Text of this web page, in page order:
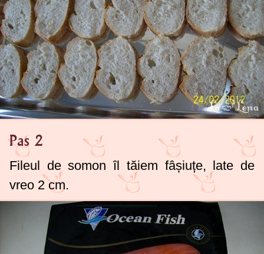
Pas 2
Fileul de somon îl tăiem fâșiuțe, late de
vreo 2 cm.